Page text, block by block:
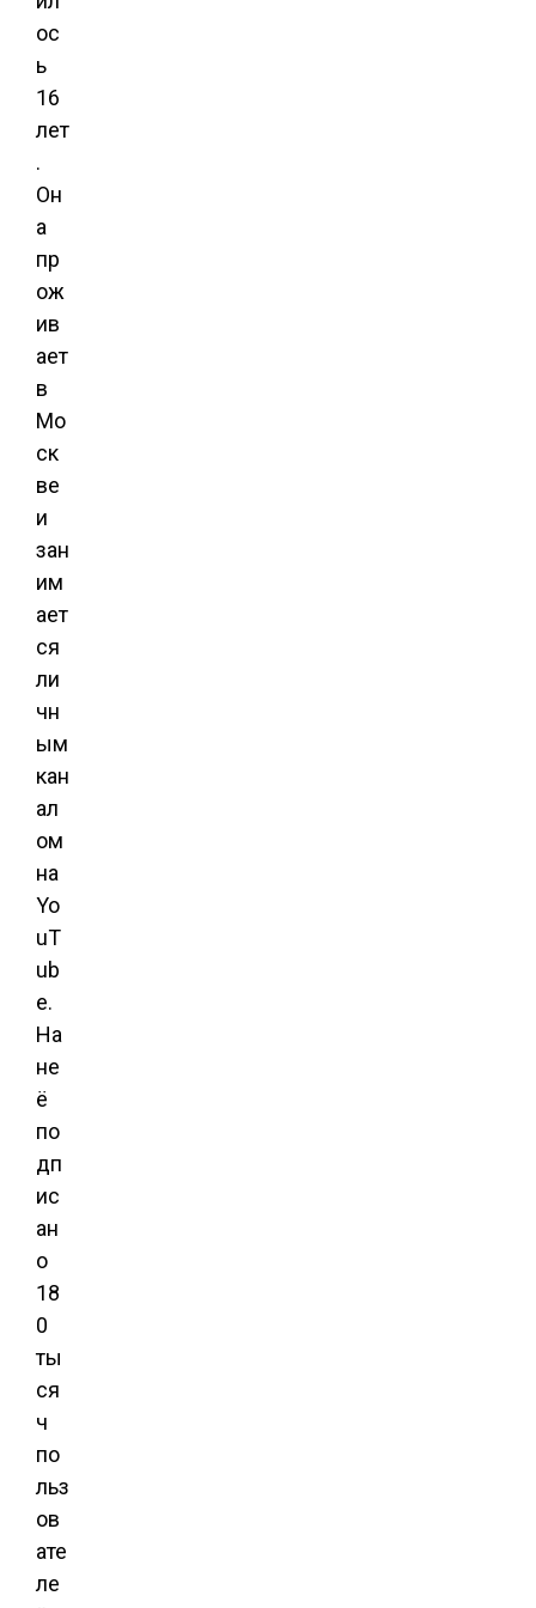
ос
ь
16
лет
.
Он
а
пр
ож
ив
ает
в
Мо
ск
ве
и
зан
им
ает
ся
ли
чн
ым
кан
ал
ом
на
Yo
uT
ub
e.
На
не
ё
по
дп
ис
ан
о
18
0
ты
ся
ч
по
льз
ов
ате
ле